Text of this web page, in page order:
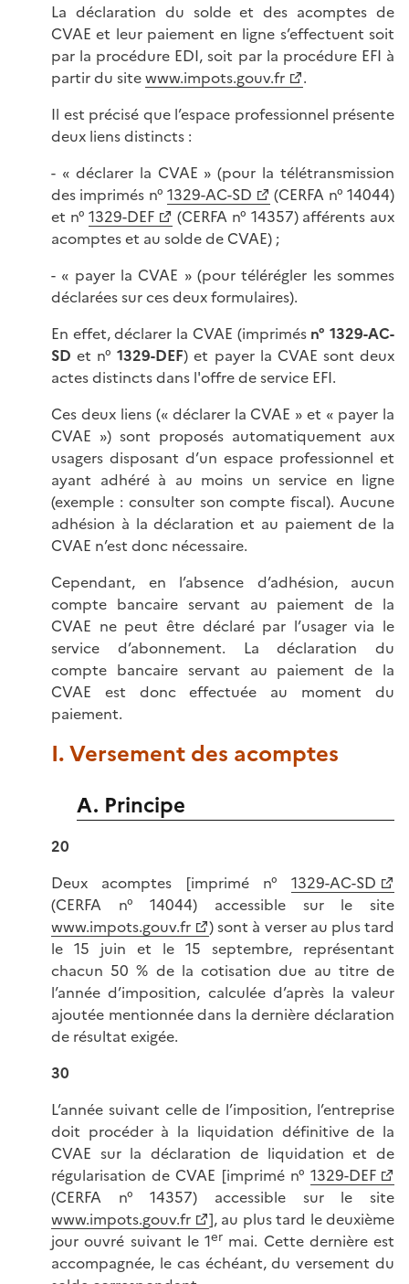
La déclaration du solde et des acomptes de
CVAE et leur paiement en ligne s’effectuent soit
par la procédure EDI, soit par la procédure EFI à
partir du sitewww.impots.gouv.fr
.
Il est précisé que l’espace professionnel présente
deux liens distincts :
- « déclarer la CVAE » (pour la télétransmission
des imprimés n° 1329-AC-SD
(CERFA n° 14044)
et n°1329-DEF
(CERFA n° 14357) afférents aux
acomptes et au solde de CVAE) ;
- « payer la CVAE » (pour télérégler les sommes
déclarées sur ces deux formulaires).
En effet, déclarer la CVAE (imprimés n° 1329-AC-
SD et n°1329-DEF) et payer la CVAE sont deux
actes distincts dans l'offre de service EFI.
Ces deux liens (« déclarer la CVAE » et « payer la
CVAE ») sont proposés automatiquement aux
usagers disposant d’un espace professionnel et
ayant adhéré à au moins un service en ligne
(exemple : consulter son compte fiscal). Aucune
adhésion à la déclaration et au paiement de la
CVAE n’est donc nécessaire.
Cependant, en l’absence d’adhésion, aucun
compte bancaire servant au paiement de la
CVAE ne peut être déclaré par l’usager via le
service d’abonnement. La déclaration du
compte bancaire servant au paiement de la
CVAE est donc effectuée au moment du
paiement.
I. Versement des acomptes
A. Principe
20
Deux acomptes [imprimé n° 1329-AC-SD
(CERFA n° 14044) accessible sur le site
www.impots.gouv.fr
) sont à verser au plus tard
le 15 juin et le 15 septembre, représentant
chacun 50 % de la cotisation due au titre de
l’année d’imposition, calculée d’après la valeur
ajoutée mentionnée dans la dernière déclaration
de résultat exigée.
30
L’année suivant celle de l’imposition, l’entreprise
doit procéder à la liquidation définitive de la
CVAE sur la déclaration de liquidation et de
régularisation de CVAE [imprimé n° 1329-DEF
(CERFA n° 14357) accessible sur le site
www.impots.gouv.fr
], au plus tard le deuxième
jour ouvré suivant le 1er mai. Cette dernière est
accompagnée, le cas échéant, du versement du